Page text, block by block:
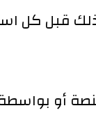
قبل كل
أو